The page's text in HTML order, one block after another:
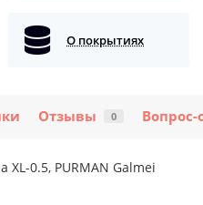
О покрытиях
Отзывы 0 Вопрос-
0.5, PURMAN Galmei